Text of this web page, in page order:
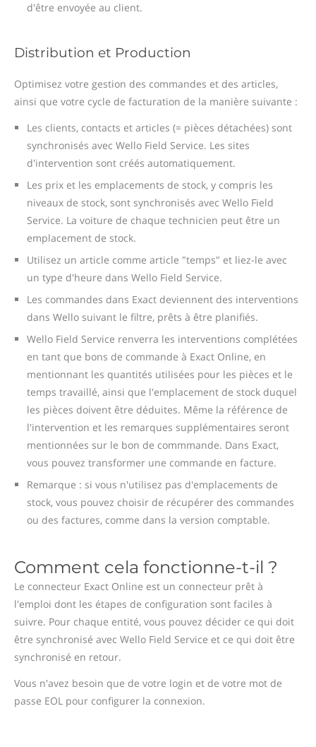
d'être envoyée au client.
Distribution et Production
Optimisez votre gestion des commandes et des articles,
ainsi que votre cycle de facturation de la manière suivante :
Les clients, contacts et articles (= pièces détachées) sont
synchronisés avec Wello Field Service. Les sites
d'intervention sont créés automatiquement.
Les prix et les emplacements de stock, y compris les
niveaux de stock, sont synchronisés avec Wello Field
Service. La voiture de chaque technicien peut être un
emplacement de stock.
Utilisez un article comme article "temps" et liez-le avec
un type d'heure dans Wello Field Service.
Les commandes dans Exact deviennent des interventions
dans Wello suivant le filtre, prêts à être planifiés.
Wello Field Service renverra les interventions complétées
en tant que bons de commande à Exact Online, en
mentionnant les quantités utilisées pour les pièces et le
temps travaillé, ainsi que l'emplacement de stock duquel
les pièces doivent être déduites. Même la référence de
l'intervention et les remarques supplémentaires seront
mentionnées sur le bon de commmande. Dans Exact,
vous pouvez transformer une commande en facture.
Remarque : si vous n'utilisez pas d'emplacements de
stock, vous pouvez choisir de récupérer des commandes
ou des factures, comme dans la version comptable.
Comment cela fonctionne-t-il ?
Le connecteur Exact Online est un connecteur prêt à
l'emploi dont les étapes de configuration sont faciles à
suivre. Pour chaque entité, vous pouvez décider ce qui doit
être synchronisé avec Wello Field Service et ce qui doit être
synchronisé en retour.
Vous n'avez besoin que de votre login et de votre mot de
passe EOL pour configurer la connexion.